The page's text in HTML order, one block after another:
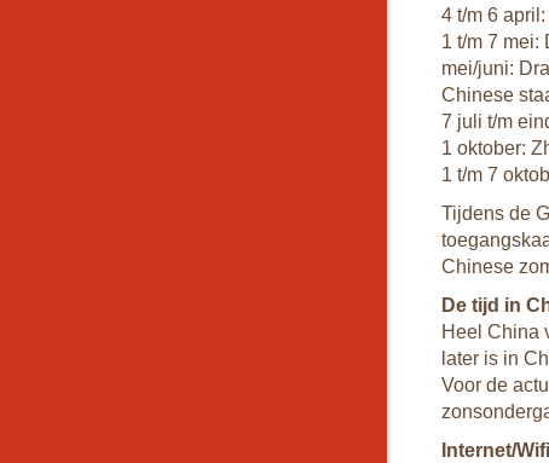
4 t/m 6
1 t/m 7 mei:
mei/juni:
Chinese
7 juli t/m
1 oktober:
1 t/m 7
Tijdens de
Chinese
De tijd in
Heel China
later is in
Voor de
Internet/Wifi